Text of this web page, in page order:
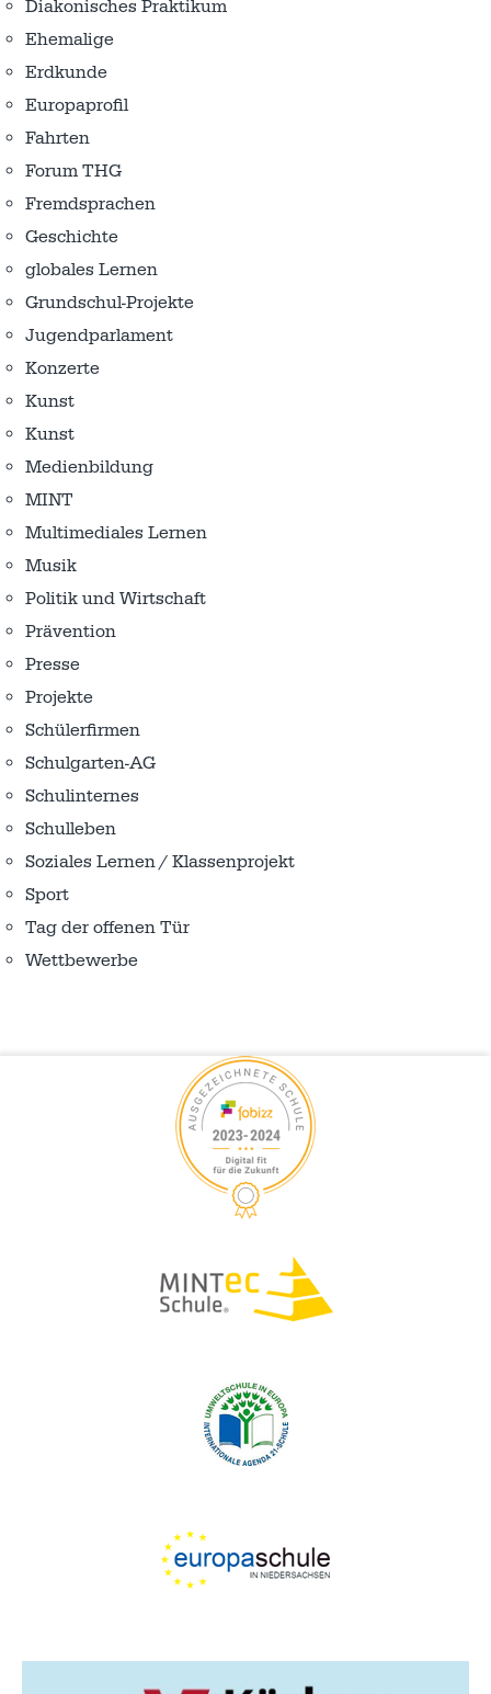
Diakonisches Praktikum
Ehemalige
Erdkunde
Europaprofil
Fahrten
Forum THG
Fremdsprachen
Geschichte
globales Lernen
Grundschul-Projekte
Jugendparlament
Konzerte
Kunst
Kunst
Medienbildung
MINT
Multimediales Lernen
Musik
Politik und Wirtschaft
Prävention
Presse
Projekte
Schülerfirmen
Schulgarten-AG
Schulinternes
Schulleben
Soziales Lernen / Klassenprojekt
Sport
Tag der offenen Tür
Wettbewerbe